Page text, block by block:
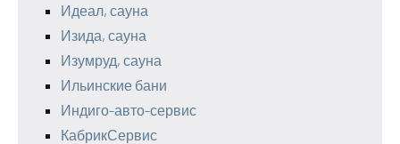
Идеал, сауна
Изида, сауна
Изумруд, сауна
Ильинские бани
Индиго-авто-сервис
КабрикСервис